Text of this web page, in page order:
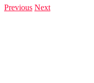
Previous Next